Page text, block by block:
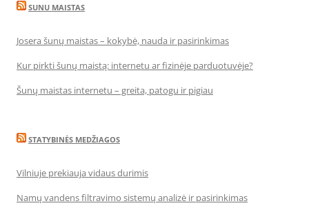
SUNU MAISTAS
Josera šunų maistas – kokybė, nauda ir pasirinkimas
Kur pirkti šunų maistą: internetu ar fizinėje parduotuvėje?
Šunų maistas internetu – greita, patogu ir pigiau
STATYBINĖS MEDŽIAGOS
Vilniuje prekiauja vidaus durimis
Namų vandens filtravimo sistemų analizė ir pasirinkimas